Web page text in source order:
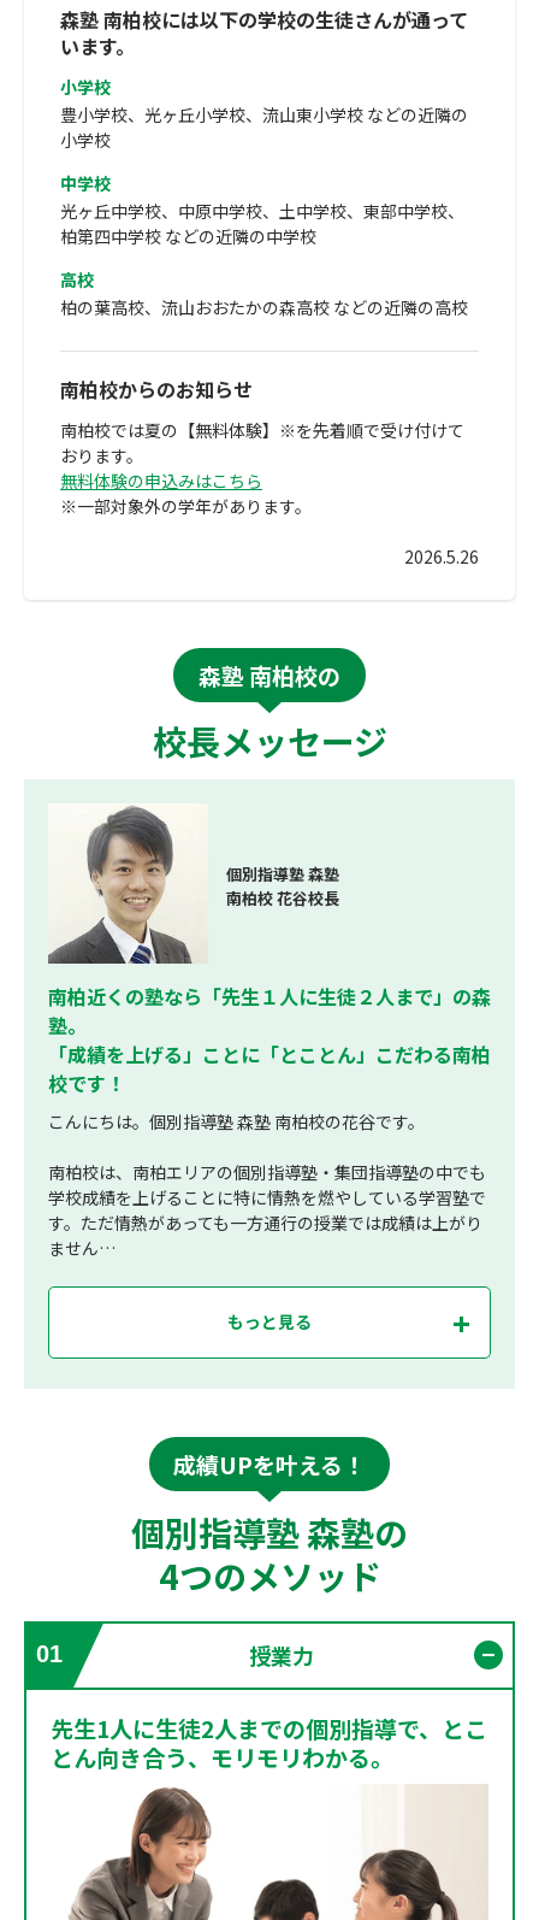
森塾 南柏校には以下の学校の生徒さんが通って
います。
小学校
豊小学校、光ヶ丘小学校、流山東小学校 などの近隣の
小学校
中学校
光ヶ丘中学校、中原中学校、土中学校、東部中学校、
柏第四中学校 などの近隣の中学校
高校
柏の葉高校、流山おおたかの森高校 などの近隣の高校
南柏校からのお知らせ
南柏校では夏の【無料体験】※を先着順で受け付けて
おります。
無料体験の申込みはこちら
※一部対象外の学年があります。
2026.5.26
森塾 南柏校の
校長メッセージ
個別指導塾 森塾
南柏校 花谷校長
南柏近くの塾なら「先生１人に生徒２人まで」の森
塾。
「成績を上げる」ことに「とことん」こだわる南柏
校です！
こんにちは。個別指導塾 森塾 南柏校の花谷です。
南柏校は、南柏エリアの個別指導塾・集団指導塾の中でも
学校成績を上げることに特に情熱を燃やしている学習塾で
す。ただ情熱があっても一方通行の授業では成績は上がり
ません…
もっと見る
成績UPを叶える！
個別指導塾 森塾の
4つのメソッド
01 授業力
先生1人に生徒2人までの個別指導で、とこ
とん向き合う、モリモリわかる。